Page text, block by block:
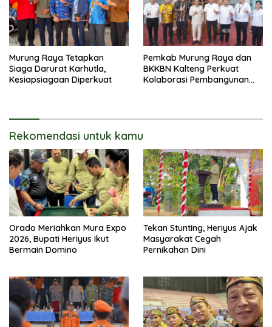
Murung Raya Tetapkan
Siaga Darurat Karhutla,
Kesiapsiagaan Diperkuat
Pemkab Murung Raya dan
BKKBN Kalteng Perkuat
Kolaborasi Pembangunan
Rekomendasi untuk kamu
Orado Meriahkan Mura Expo
2026, Bupati Heriyus Ikut
Bermain Domino
Tekan Stunting, Heriyus Ajak
Masyarakat Cegah
Pernikahan Dini